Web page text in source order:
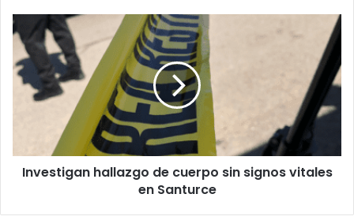
Investigan
hallazgo
de
cuerpo
sin
signos
Santurce
Investigan hallazgo de cuerpo sin signos vitales
en Santurce